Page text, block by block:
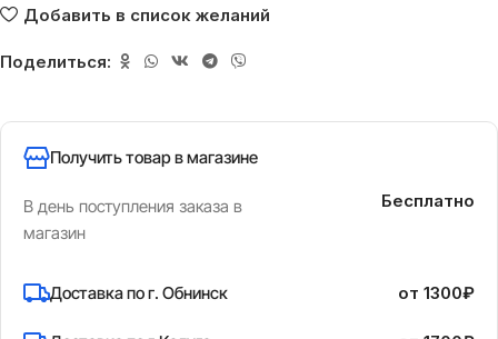
Добавить в список желаний
Поделиться:
Получить товар в магазине
В день поступления заказа в
магазин
Бесплатно
Доставка по г. Обнинск от 1300₽